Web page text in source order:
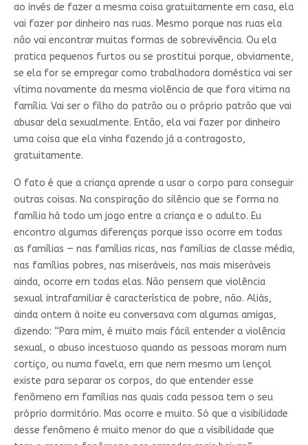
ao invés de fazer a mesma coisa gratuitamente em casa, ela
vai fazer por dinheiro nas ruas. Mesmo porque nas ruas ela
não vai encontrar muitas formas de sobrevivência. Ou ela
pratica pequenos furtos ou se prostitui porque, obviamente,
se ela for se empregar como trabalhadora doméstica vai ser
vítima novamente da mesma violência de que fora vitima na
família. Vai ser o filho do patrão ou o próprio patrão que vai
abusar dela sexualmente. Então, ela vai fazer por dinheiro
uma coisa que ela vinha fazendo já a contragosto,
gratuitamente.
O fato é que a criança aprende a usar o corpo para conseguir
outras coisas. Na conspiração do silêncio que se forma na
família há todo um jogo entre a criança e o adulto. Eu
encontro algumas diferenças porque isso ocorre em todas
as famílias — nas famílias ricas, nas famílias de classe média,
nas famílias pobres, nas miseráveis, nas mais miseráveis
ainda, ocorre em todas elas. Não pensem que violência
sexual intrafamiliar é característica de pobre, não. Aliás,
ainda ontem à noite eu conversava com algumas amigas,
dizendo: “Para mim, é muito mais fácil entender a violência
sexual, o abuso incestuoso quando as pessoas moram num
cortiço, ou numa favela, em que nem mesmo um lençol
existe para separar os corpos, do que entender esse
fenômeno em famílias nas quais cada pessoa tem o seu
próprio dormitório. Mas ocorre e muito. Só que a visibilidade
desse fenômeno é muito menor do que a visibilidade que